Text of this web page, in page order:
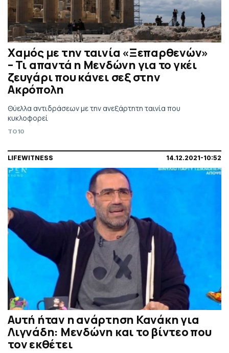
Χαμός με την ταινία «Ξεπαρθενών»
– Τι απαντά η Μενδώνη για το γκέι
ζευγάρι που κάνει σεξ στην
Ακρόπολη
Θύελλα αντιδράσεων με την ανεξάρτητη ταινία που
κυκλοφορεί
TO10
LIFEWITNESS 14.12.2021-10:52
Αυτή ήταν η ανάρτηση Κανάκη για
Λιγνάδη: Μενδώνη και το βίντεο που
τον εκθέτει